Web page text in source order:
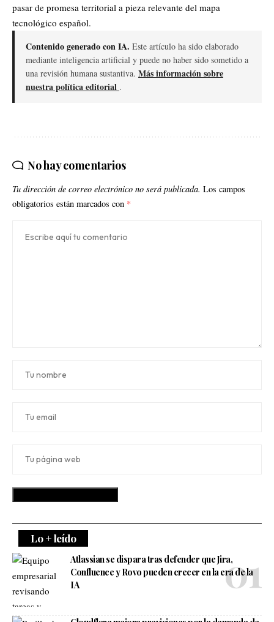
pasar de promesa territorial a pieza relevante del mapa
tecnológico español.
Contenido generado con IA. Este artículo ha sido elaborado
mediante inteligencia artificial y puede no haber sido sometido a
una revisión humana sustantiva. Más información sobre
nuestra política editorial .
No hay comentarios
Tu dirección de correo electrónico no será publicada. Los campos
obligatorios están marcados con *
Lo + leído
Atlassian se dispara tras defender que Jira,
Confluence y Rovo pueden crecer en la era de la
IA